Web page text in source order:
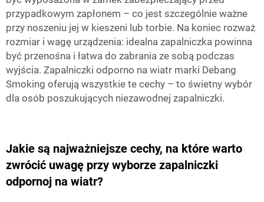
przypadkowym zapłonem – co jest szczególnie ważne
przy noszeniu jej w kieszeni lub torbie. Na koniec rozważ
rozmiar i wagę urządzenia: idealna zapalniczka powinna
być przenośna i łatwa do zabrania ze sobą podczas
wyjścia. Zapalniczki odporno na wiatr marki Debang
Smoking oferują wszystkie te cechy – to świetny wybór
dla osób poszukujących niezawodnej zapalniczki.
Jakie są najważniejsze cechy, na które warto
zwrócić uwagę przy wyborze zapalniczki
odpornoj na wiatr?